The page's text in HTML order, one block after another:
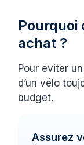
Pourquoi
achat ?
Pour éviter
d’un vélo
budget.
Assurez